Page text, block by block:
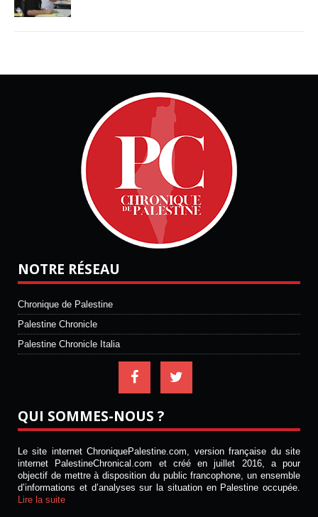
NOTRE RÉSEAU
Chronique de Palestine
Palestine Chronicle
Palestine Chronicle Italia
QUI SOMMES-NOUS ?
Le site internet ChroniquePalestine.com, version française du site
internet PalestineChronical.com et créé en juillet 2016, a pour
objectif de mettre à disposition du public francophone, un ensemble
d’informations et d’analyses sur la situation en Palestine occupée.
Lire la suite